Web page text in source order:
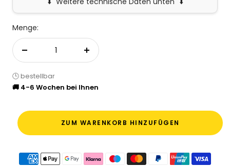
Menge:
Menge verringernMenge erhöhen
🕒 bestellbar
🚚 4-6 Wochen bei Ihnen
ZUM WARENKORB HINZUFÜGEN